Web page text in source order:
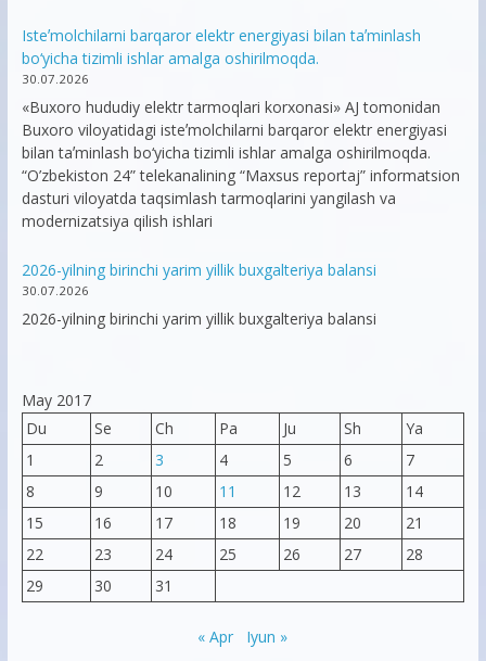
Isteʼmolchilarni barqaror elektr energiyasi bilan taʼminlash
bo‘yicha tizimli ishlar amalga oshirilmoqda.
30.07.2026
«Buxoro hududiy elektr tarmoqlari korxonasi» AJ tomonidan
Buxoro viloyatidagi isteʼmolchilarni barqaror elektr energiyasi
bilan taʼminlash bo‘yicha tizimli ishlar amalga oshirilmoqda.
“O’zbekiston 24” telekanalining “Maxsus reportaj” informatsion
dasturi viloyatda taqsimlash tarmoqlarini yangilash va
modernizatsiya qilish ishlari
2026-yilning birinchi yarim yillik buxgalteriya balansi
30.07.2026
2026-yilning birinchi yarim yillik buxgalteriya balansi
May 2017
Du
Se Ch Pa Ju Sh
Ya
1
2 3 4 5 6
7
8
9 10 11 12 13
14
15
16 17 18 19 20
21
22
23 24 25 26 27
28
29
30 31
« Apr Iyun »